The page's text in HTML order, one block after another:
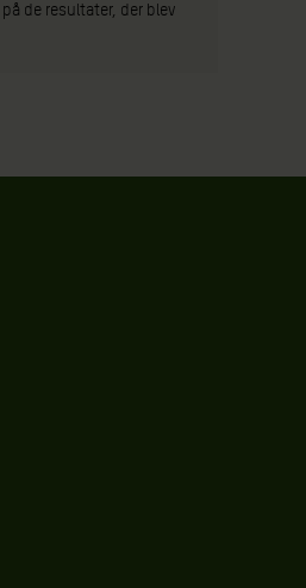
de resultater, der blev